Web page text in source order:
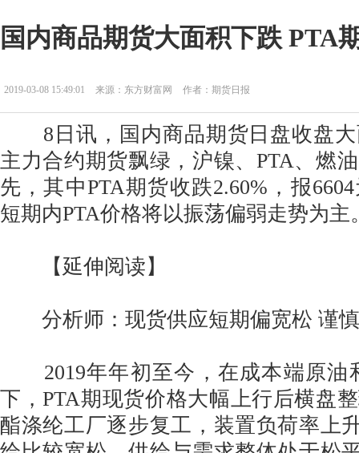
国内商品期货大面积下跌 PTA
2019-03-08 15:49:01 来源：东方财富网 作者：期货日报
8日讯，国内商品期货日盘收盘大
主力合约期货飘绿，沪镍、PTA、燃
先，其中PTA期货收跌2.60%，报
短期内PTA价格将以振荡偏弱走势为主
【延伸阅读】
分析师：现货供应短期偏宽松 谨慎
2019年年初至今，在成本端原油
下，PTA期现货价格大幅上行后横盘
酯涤纶工厂逐步复工，装置负荷率上